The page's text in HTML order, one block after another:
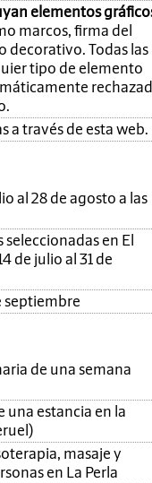
elementos
marcos, firma del
Todas las
tipo de elemento
a través de esta web.
al 28 de agosto a las
en El
de julio al 31 de
septiembre
de una semana
una estancia en la
masaje y
en La Perla